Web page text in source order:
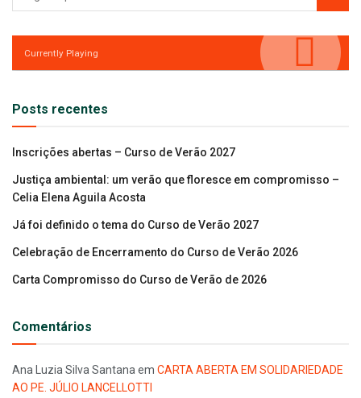
Currently Playing
Posts recentes
Inscrições abertas – Curso de Verão 2027
Justiça ambiental: um verão que floresce em compromisso –
Celia Elena Aguila Acosta
Já foi definido o tema do Curso de Verão 2027
Celebração de Encerramento do Curso de Verão 2026
Carta Compromisso do Curso de Verão de 2026
Comentários
Ana Luzia Silva Santana em CARTA ABERTA EM SOLIDARIEDADE
AO PE. JÚLIO LANCELLOTTI